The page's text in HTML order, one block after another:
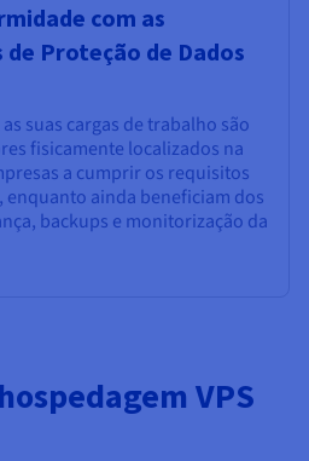
com as
Proteção de Dados
suas cargas de trabalho são
fisicamente localizados na
a cumprir os requisitos
ainda beneficiam dos
backups e monitorização da
VPS